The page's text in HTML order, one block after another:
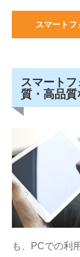
スマートフ
スマート
質・高品
も、PCでの利